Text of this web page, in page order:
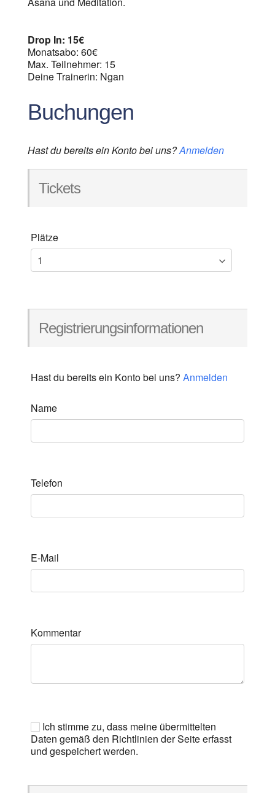
Drop In: 15€
Monatsabo: 60€
Max. Teilnehmer: 15
Deine Trainerin: Ngan
Buchungen
Hast du bereits ein Konto bei uns?Anmelden
Tickets
Plätze
Registrierungsinformationen
Hast du bereits ein Konto bei uns? Anmelden
Name
Telefon
E-Mail
Kommentar
Ich stimme zu, dass meine übermittelten
Daten gemäß den Richtlinien der Seite erfasst
und gespeichert werden.